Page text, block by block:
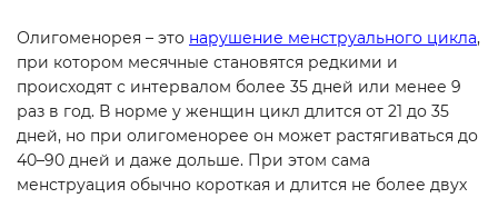
Олигоменорея – это нарушение менструального цикла,
при котором месячные становятся редкими и
происходят с интервалом более 35 дней или менее 9
раз в год. В норме у женщин цикл длится от 21 до 35
дней, но при олигоменорее он может растягиваться до
40–90 дней и даже дольше. При этом сама
менструация обычно короткая и длится не более двух